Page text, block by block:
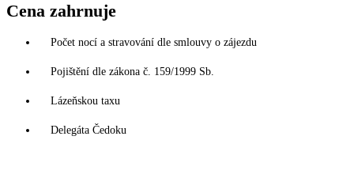
Cena zahrnuje
Počet nocí a stravování dle smlouvy o zájezdu
Pojištění dle zákona č. 159/1999 Sb.
Lázeňskou taxu
Delegáta Čedoku